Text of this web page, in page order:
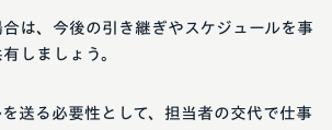
は、今後の引き継ぎやスケジュールを事
しましょう。
送る必要性として、担当者の交代で仕事